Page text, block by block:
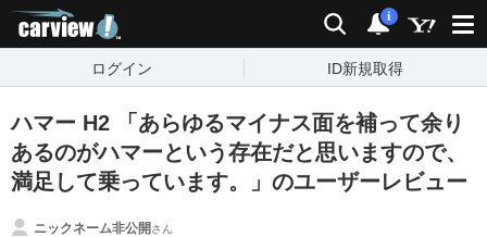
検索 通知
i
ログイン ID新規取得
ハマー H2 「あらゆるマイナス面を補って余り
あるのがハマーという存在だと思いますので、
満足して乗っています。」のユーザーレビュー
ニックネーム非公開さん